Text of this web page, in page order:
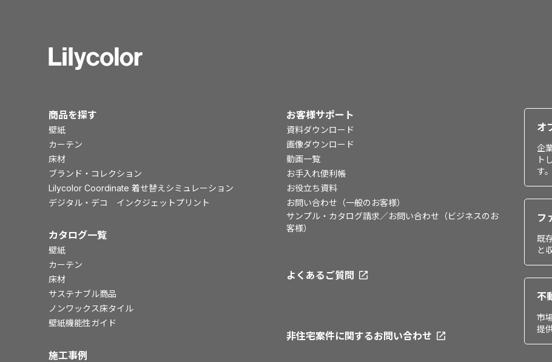
商品を探す
壁紙
カーテン
床材
ブランド・コレクション
Lilycolor Coordinate 着せ替えシミュレーション
デジタル・デコ インクジェットプリント
カタログ一覧
壁紙
カーテン
床材
サステナブル商品
ノンワックス床タイル
壁紙機能性ガイド
施工事例
お客様サポート
資料ダウンロード
画像ダウンロード
動画一覧
お手入れ便利帳
お役立ち資料
お問い合わせ（一般のお客様）
サンプル・カタログ請求／お問い合わせ（ビジネスのお
客様）
よくあるご質問
非住宅案件に関するお問い合わせ
オ
企
ト
す。
フ
既
と
不
市
提